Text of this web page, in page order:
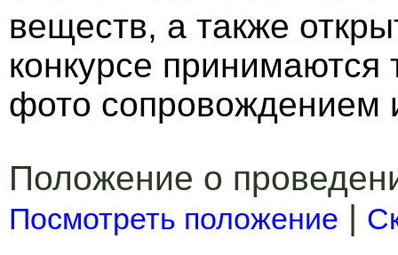
веществ, а также
конкурсе принимаются
фото сопровождением
Положение о
Посмотреть положение |